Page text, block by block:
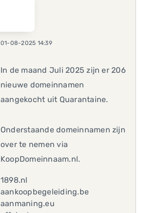
01-08-2025 14:39
In de maand Juli 2025 zijn er 206
nieuwe domeinnamen
aangekocht uit Quarantaine.
Onderstaande domeinnamen zijn
over te nemen via
KoopDomeinnaam.nl.
1898.nl
aankoopbegeleiding.be
aanmaning.eu